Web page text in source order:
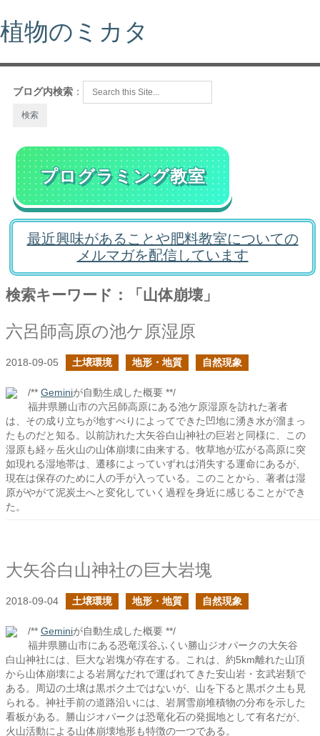
植物のミカタ
ブログ内検索 ：
プログラミング教室
最近興味があることや肥料教室についての
メルマガを配信しています
検索キーワード：「山体崩壊」
六呂師高原の池ケ原湿原
2018-09-05 土壌環境 地形・地質 自然現象
/** Geminiが自動生成した概要 **/
福井県勝山市の六呂師高原にある池ケ原湿原を訪れた著者
は、その成り立ちが地すべりによってできた凹地に湧き水が溜まっ
たものだと知る。以前訪れた大矢谷白山神社の巨岩と同様に、この
湿原も経ヶ岳火山の山体崩壊に由来する。牧草地が広がる高原に突
如現れる湿地帯は、遷移によっていずれは消失する運命にあるが、
現在は保存のために人の手が入っている。このことから、著者は湿
原がやがて泥炭土へと変化していく過程を身近に感じることができ
た。
大矢谷白山神社の巨大岩塊
2018-09-04 土壌環境 地形・地質 自然現象
/** Geminiが自動生成した概要 **/
福井県勝山市にある恐竜渓谷ふくい勝山ジオパークの大矢谷
白山神社には、巨大な岩塊が存在する。これは、約5km離れた山頂
から山体崩壊による岩屑なだれで運ばれてきた安山岩・玄武岩類で
ある。周辺の土壌は黒ボク土ではないが、山を下ると黒ボク土も見
られる。神社手前の道路沿いには、岩屑雪崩堆積物の分布を示した
看板がある。勝山ジオパークは恐竜化石の発掘地として有名だが、
火山活動による山体崩壊地形も特徴の一つである。